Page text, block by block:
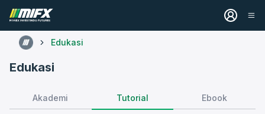
Edukasi
Edukasi
Akademi Tutorial Ebook